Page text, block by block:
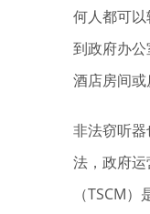
何人都可
到政府办公
酒店房间或
非法窃听
法，政府
（TSCM